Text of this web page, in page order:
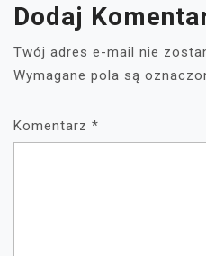
Dodaj
Twój adres e-mail nie
Wymagane pola są
Komentarz *